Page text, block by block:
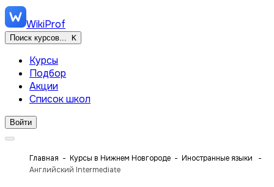
WikiProf
Поиск курсов... K
Курсы
Подбор
Акции
Список школ
Войти
Главная Курсы в Нижнем Новгороде
Иностранные языки
Английский Intermediate